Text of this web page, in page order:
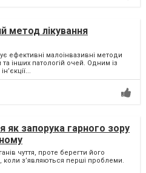
метод лікування
ефективні малоінвазивні методи
та інших патологій очей. Одним із
як запорука гарного зору
чуття, проте берегти його
з’являються перші проблеми.